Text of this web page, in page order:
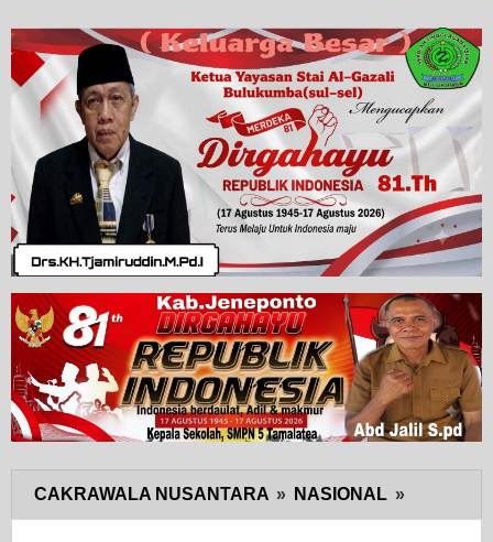
CAKRAWALA NUSANTARA » NASIONAL »
Bupati